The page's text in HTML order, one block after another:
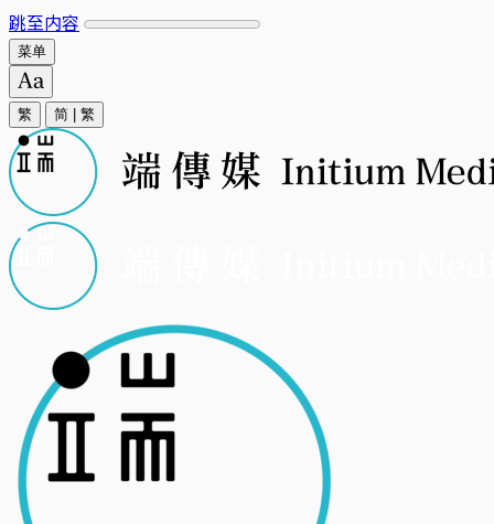
跳至内容
菜单
繁 简 繁